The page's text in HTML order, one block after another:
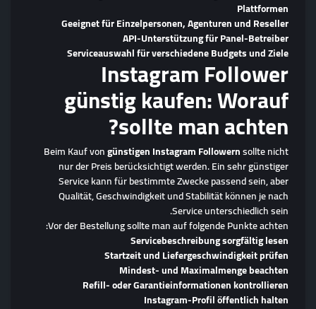
Plattformen
Geeignet für Einzelpersonen, Agenturen und Reseller
API-Unterstützung für Panel-Betreiber
Serviceauswahl für verschiedene Budgets und Ziele
Instagram Follower
günstig kaufen: Worauf
sollte man achten?
Beim Kauf vongünstigen Instagram Followernsollte nicht
nur der Preis berücksichtigt werden. Ein sehr günstiger
Service kann für bestimmte Zwecke passend sein, aber
Qualität, Geschwindigkeit und Stabilität können je nach
Service unterschiedlich sein.
Vor der Bestellung sollte man auf folgende Punkte achten:
Servicebeschreibung sorgfältig lesen
Startzeit und Liefergeschwindigkeit prüfen
Mindest- und Maximalmenge beachten
Refill- oder Garantieinformationen kontrollieren
Instagram-Profil öffentlich halten